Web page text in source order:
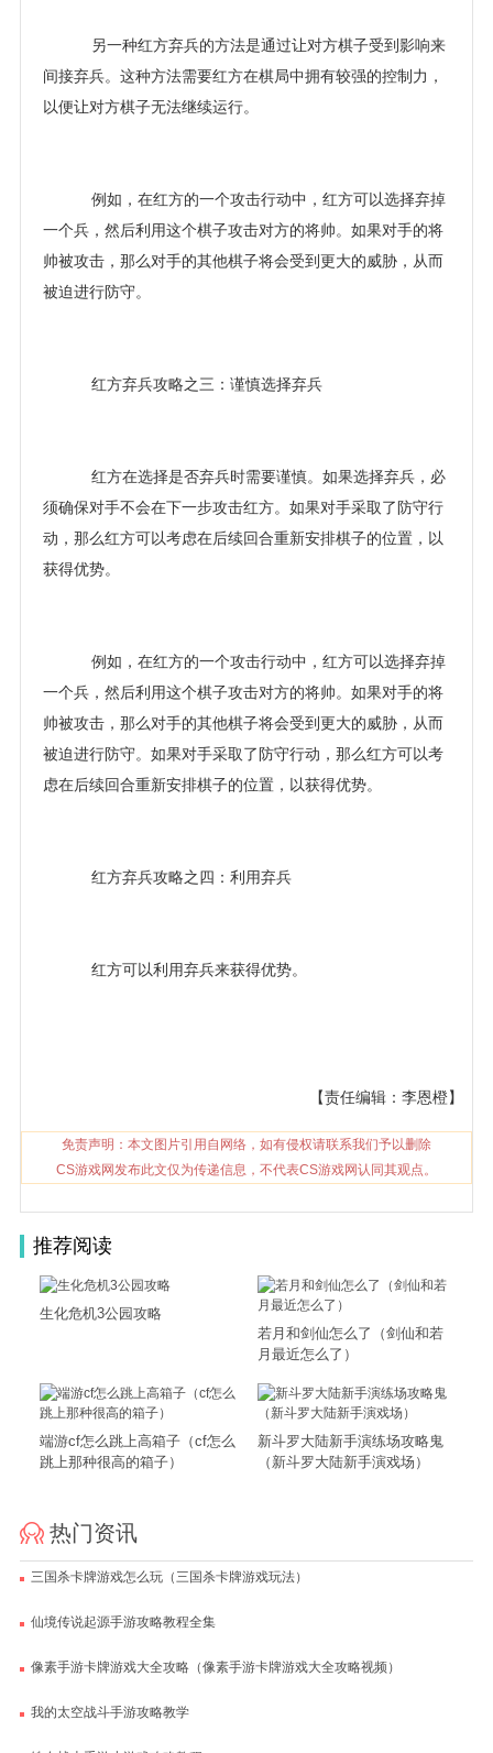
另一种红方弃兵的方法是通过让对方棋子受到影响来
间接弃兵。这种方法需要红方在棋局中拥有较强的控制力，
以便让对方棋子无法继续运行。
例如，在红方的一个攻击行动中，红方可以选择弃掉
一个兵，然后利用这个棋子攻击对方的将帅。如果对手的将
帅被攻击，那么对手的其他棋子将会受到更大的威胁，从而
被迫进行防守。
红方弃兵攻略之三：谨慎选择弃兵
红方在选择是否弃兵时需要谨慎。如果选择弃兵，必
须确保对手不会在下一步攻击红方。如果对手采取了防守行
动，那么红方可以考虑在后续回合重新安排棋子的位置，以
获得优势。
例如，在红方的一个攻击行动中，红方可以选择弃掉
一个兵，然后利用这个棋子攻击对方的将帅。如果对手的将
帅被攻击，那么对手的其他棋子将会受到更大的威胁，从而
被迫进行防守。如果对手采取了防守行动，那么红方可以考
虑在后续回合重新安排棋子的位置，以获得优势。
红方弃兵攻略之四：利用弃兵
红方可以利用弃兵来获得优势。
【责任编辑：李恩橙】
免责声明：本文图片引用自网络，如有侵权请联系我们予以删除
CS游戏网发布此文仅为传递信息，不代表CS游戏网认同其观点。
推荐阅读
生化危机3公园攻略
若月和剑仙怎么了（剑仙和若
月最近怎么了）
端游cf怎么跳上高箱子（cf怎么
跳上那种很高的箱子）
新斗罗大陆新手演练场攻略鬼
（新斗罗大陆新手演戏场）
热门资讯
三国杀卡牌游戏怎么玩（三国杀卡牌游戏玩法）
仙境传说起源手游攻略教程全集
像素手游卡牌游戏大全攻略（像素手游卡牌游戏大全攻略视频）
我的太空战斗手游攻略教学